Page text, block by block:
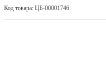
Код товара: ЦБ-00001746